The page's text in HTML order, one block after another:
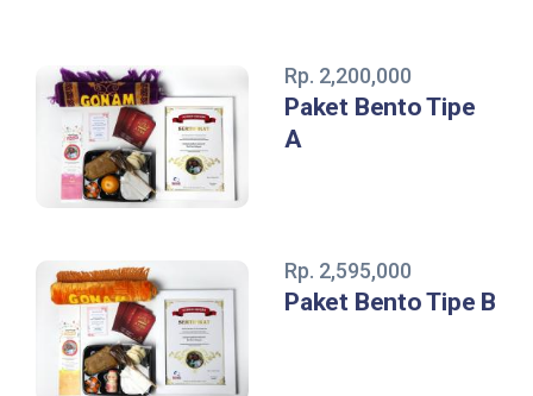
Rp. 2,200,000
Paket Bento Tipe
A
Rp. 2,595,000
Paket Bento Tipe B